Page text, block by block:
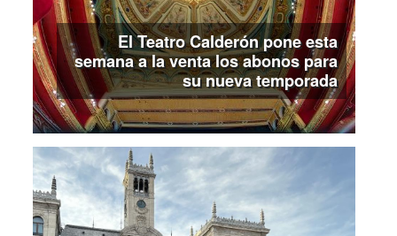
El Teatro Calderón pone esta
semana a la venta los abonos para
su nueva temporada